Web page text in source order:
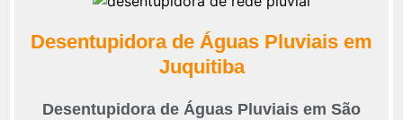
Desentupidora de Águas Pluviais em
Juquitiba
Desentupidora de Águas Pluviais em São